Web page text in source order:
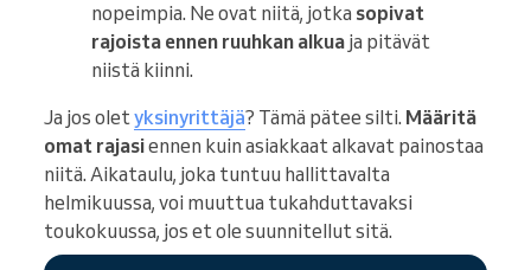
nopeimpia. Ne ovat niitä, jotka sopivat
rajoista ennen ruuhkan alkua ja pitävät
niistä kiinni.
Ja jos oletyksinyrittäjä? Tämä pätee silti. Määritä
omat rajasiennen kuin asiakkaat alkavat painostaa
niitä. Aikataulu, joka tuntuu hallittavalta
helmikuussa, voi muuttua tukahduttavaksi
toukokuussa, jos et ole suunnitellut sitä.